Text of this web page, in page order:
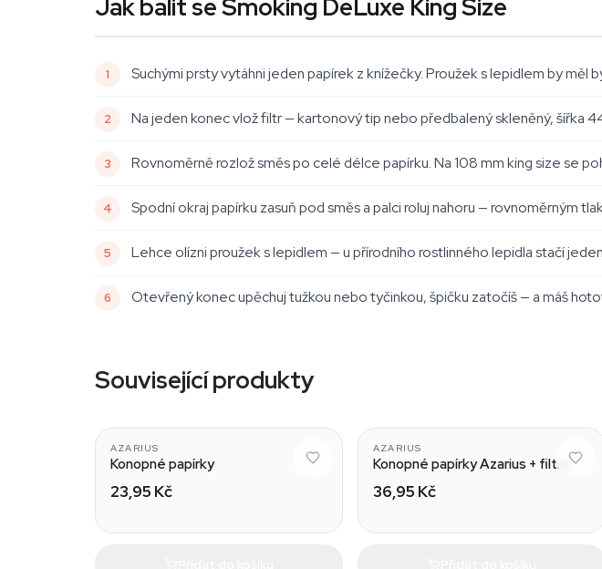
Jak balit se Smoking DeLuxe King Size
Suchými prsty vytáhni jeden papírek z knížečky. Proužek s lepidlem by
Na jeden konec vlož filtr — kartonový tip nebo předbalený skleněný, šířka
Rovnoměrně rozlož směs po celé délce papírku. Na 108 mm king size se
Spodní okraj papírku zasuň pod směs a palci roluj nahoru — rovnoměrným
Lehce olízni proužek s lepidlem — u přírodního rostlinného lepidla stačí
Otevřený konec upěchuj tužkou nebo tyčinkou, špičku zatočíš — a máš
Související produkty
AZARIUS
Konopné papírky
23,95 Kč
AZARIUS
Konopné papírky Azarius + filtry
36,95 Kč